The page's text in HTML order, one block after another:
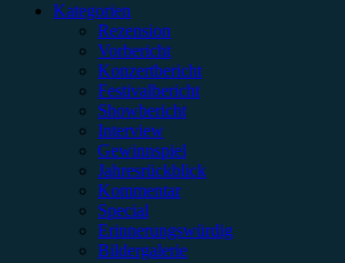
Kategorien
Rezension
Vorbericht
Konzertbericht
Festivalbericht
Showbericht
Interview
Gewinnspiel
Jahresrückblick
Kommentar
Special
Erinnerungswürdig
Bildergalerie